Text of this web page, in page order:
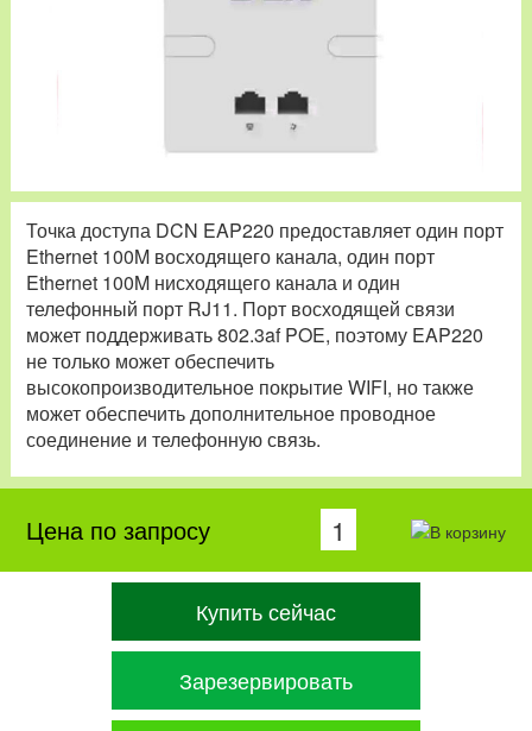
Точка доступа DCN EAP220 предоставляет один порт
Ethernet 100M восходящего канала, один порт
Ethernet 100M нисходящего канала и один
телефонный порт RJ11. Порт восходящей связи
может поддерживать 802.3af POE, поэтому EAP220
не только может обеспечить
высокопроизводительное покрытие WIFI, но также
может обеспечить дополнительное проводное
соединение и телефонную связь.
Цена по запросу
Купить сейчас
Зарезервировать